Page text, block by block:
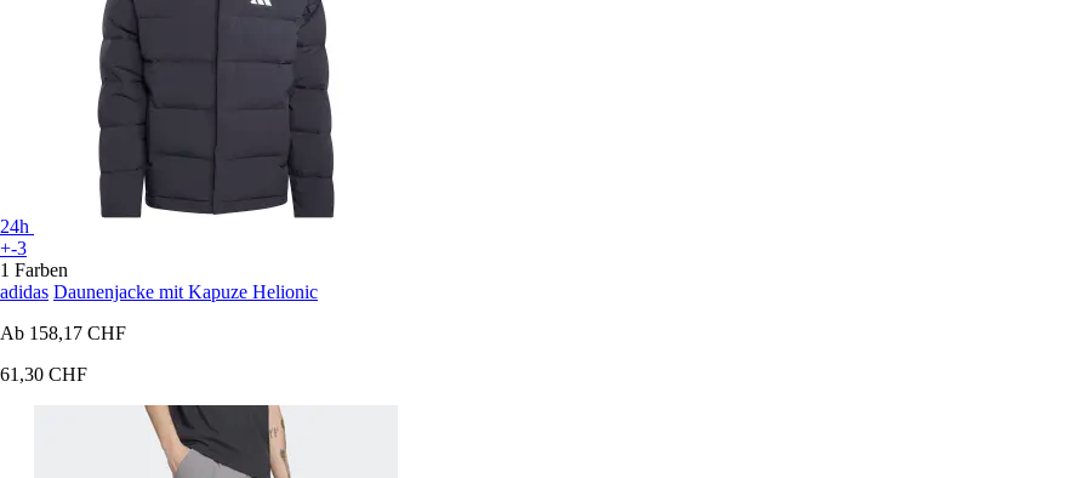
24h
+-3
1 Farben
adidas Daunenjacke mit Kapuze Helionic
Ab 158,17 CHF
61,30 CHF